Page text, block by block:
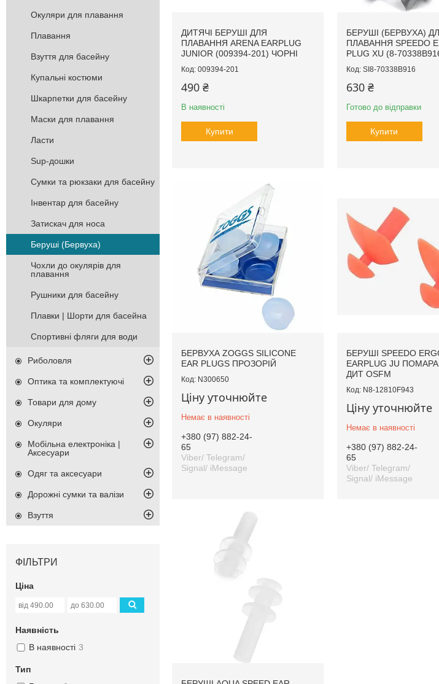
ДИТЯЧІ БЕРУШІ ДЛЯ
ПЛАВАННЯ ARENA EARPLUG
JUNIOR (009394-201) ЧОРНІ
009394-201
490 ₴
В наявності
Купити
БЕРУШІ (БЕРВУХА)
ПЛАВАННЯ SPEEDO
PLUG XU (8-
SI8-70338B916
630 ₴
Готово до відправки
Купити
БЕРВУХА ZOGGS SILICONE
EAR PLUGS ПРОЗОРІЙ
N300650
Ціну уточнюйте
Немає в наявності
+380 (97) 882-24-
65
Viber/ Telegram/
Signal/ iMessage
БЕРУШІ SPEEDO
EARPLUG JU
ДИТ OSFM
N8-12810F943
Ціну уточнюйте
Немає в наявності
+380 (97) 882-24-
65
Viber/ Telegram/
Signal/ iMessage
Окуляри для плавання
Плавання
Взуття для басейну
Купальні костюми
Шкарпетки для басейну
Маски для плавання
Ласти
Sup-дошки
Сумки та рюкзаки для басейну
Інвентар для басейну
Затискач для носа
Беруші (Бервуха)
Чохли до окулярів для
плавання
Рушники для басейну
Плавки | Шорти для басейна
Спортивні фляги для води
Риболовля
Оптика та комплектуючі
Товари для дому
Окуляри
Мобільна електроніка |
Аксесуари
Одяг та аксесуари
Дорожні сумки та валізи
Взуття
ФІЛЬТРИ
Ціна
Наявність
В наявності 3
Тип